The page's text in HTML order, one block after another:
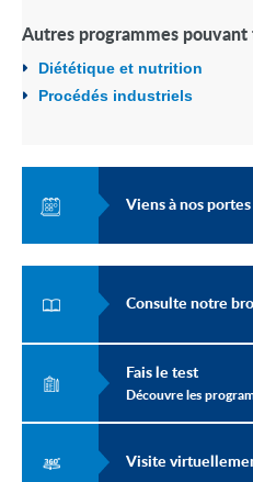
Autres programmes pouvant
Diététique et nutrition
Procédés industriels
Viens à nos
Consulte notre
Fais le test
Découvre les
Visite